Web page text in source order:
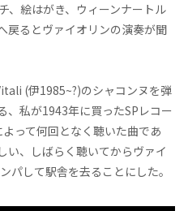
、絵はがき、ウィーンナートル
戻るとヴァイオリンの演奏が聞
(伊1985~?)のシャコンヌを弾
、私が1943年に買ったSPレコー
って何回となく聴いた曲であ
い、しばらく聴いてからヴァイ
パして駅舎を去ることにした。